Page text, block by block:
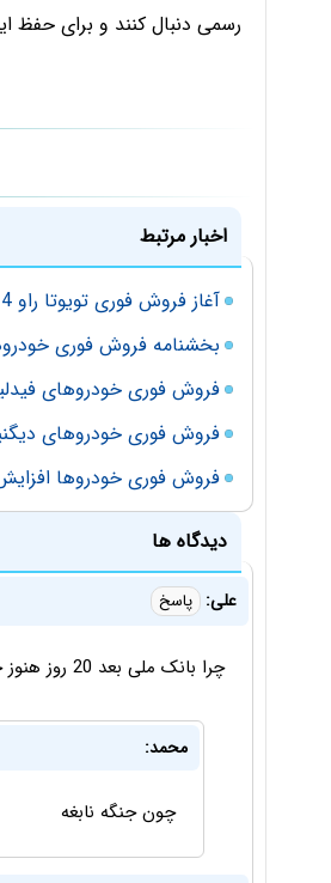
رسمی دنبال کنند و برای حفظ
اخبار مرتبط
آغاز فروش فوری تویوتا راو 4 تک دیفرانسیل 2025
بخشنامه فروش فوری
فروش فوری خودروهای
فروش فوری خودروهای دیگنیتی و
فروش فوری خودروها
دیدگاه ها
علی: پاسخ
چرا بانک ملی بعد 20 روز هنوز خراب که خراب
محمد:
چون جنگه نابغه